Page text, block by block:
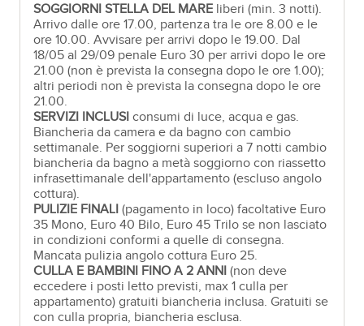
SOGGIORNI STELLA DEL MARE liberi (min. 3 notti).
Arrivo dalle ore 17.00, partenza tra le ore 8.00 e le
ore 10.00. Avvisare per arrivi dopo le 19.00. Dal
18/05 al 29/09 penale Euro 30 per arrivi dopo le ore
21.00 (non è prevista la consegna dopo le ore 1.00);
altri periodi non è prevista la consegna dopo le ore
21.00.
SERVIZI INCLUSI consumi di luce, acqua e gas.
Biancheria da camera e da bagno con cambio
settimanale. Per soggiorni superiori a 7 notti cambio
biancheria da bagno a metà soggiorno con riassetto
infrasettimanale dell'appartamento (escluso angolo
cottura).
PULIZIE FINALI (pagamento in loco) facoltative Euro
35 Mono, Euro 40 Bilo, Euro 45 Trilo se non lasciato
in condizioni conformi a quelle di consegna.
Mancata pulizia angolo cottura Euro 25.
CULLA E BAMBINI FINO A 2 ANNI (non deve
eccedere i posti letto previsti, max 1 culla per
appartamento) gratuiti biancheria inclusa. Gratuiti se
con culla propria, biancheria esclusa.